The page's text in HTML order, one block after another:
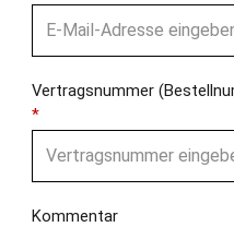
Vertragsnummer
*
Kommentar